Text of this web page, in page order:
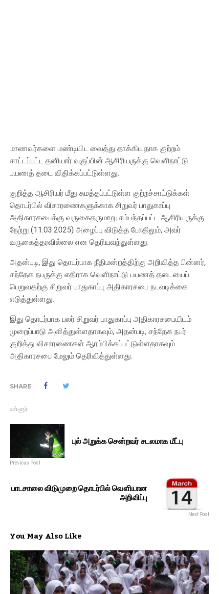
மாணவர்களை மண்டியிட வைத்து தாக்கியதாக குற்றம்
சாட்டப்பட்ட தனியார் வகுப்பின் ஆசிரியருக்கு வெளிநாட்டு
பயணத் தடை விதிக்கப்பட்டுள்ளது.
குறித்த ஆசிரியர் மீது சுமத்தப்பட்டுள்ள குற்றச்சாட்டுக்கள்
தொடர்பில் விசாரணைகளுக்காக சிறுவர் பாதுகாப்பு
அதிகாரசபைக்கு வருகைதருமாறு சம்பந்தப்பட்ட ஆசிரியருக்கு
நேற்று (11.03.2025) அழைப்பு விடுத்த போதிலும், அவர்
வருகைத்தரவில்லை என தெரியவந்துள்ளது.
அதன்படி, இது தொடர்பாக நீதிமன்றத்திற்கு அறிவித்த பின்னர்,
சந்தேக நபருக்கு எதிராக வெளிநாட்டு பயணத் தடையைப்
பெறுவதற்கு சிறுவர் பாதுகாப்பு அதிகாரசபை நடவடிக்கை
எடுத்துள்ளது.
இது தொடர்பாக பலர் சிறுவர் பாதுகாப்பு அதிகாரசபையிடம்
முறைப்பாடு அளித்துள்ளதாகவும், அதன்படி, சந்தேக நபர்
குறித்து விசாரணைகள் ஆரம்பிக்கப்பட்டுள்ளதாகவும்
அதிகாரசபை மேலும் தெரிவித்துள்ளது.
SHARE
உள்ளூர்
புல் ​அறுக்க சென்றவர் சடலமாக மீட்பு
Previous Post
பாடசாலை விடுமுறை தொடர்பில் வௌியான
அறிவிப்பு
Next Post
You May Also Like